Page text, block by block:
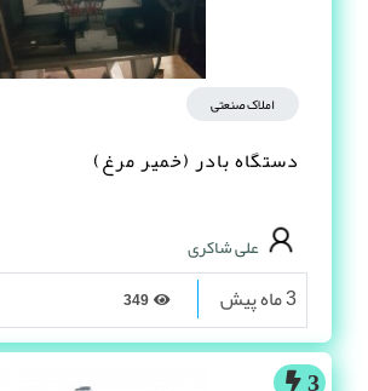
املاک صنعتی
دستگاه بادر (خمیر مرغ)
علی شاکری
3 ماه پیش
3